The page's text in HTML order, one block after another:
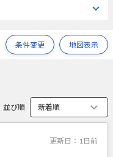
条件変更 地図表示
並び順
更新日： 1日前